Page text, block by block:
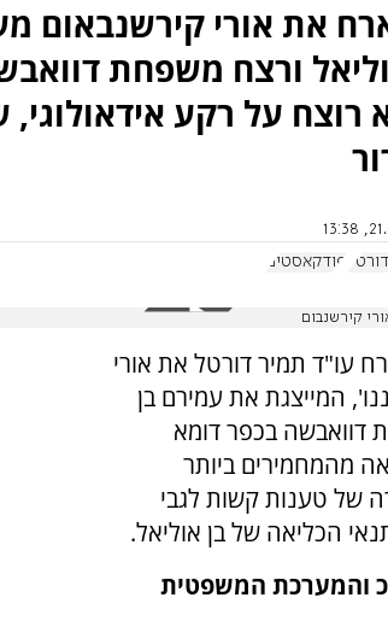
את אורי קירשנבאום
ורצח משפחת
רוצח על רקע
פודקאסטים
קירשנבום
עו"ד תמיר דורטל את אורי
המייצגת את עמירם בן
דוואבשה בכפר דומא
מהמחמירים ביותר
של טענות קשות לגבי
הכליאה של בן אוליאל.
והמערכת המשפטית